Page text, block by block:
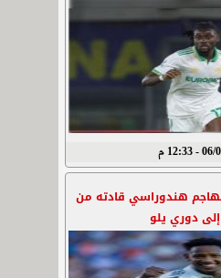
م
هندوراسي قادته من
إلى دوري يلو